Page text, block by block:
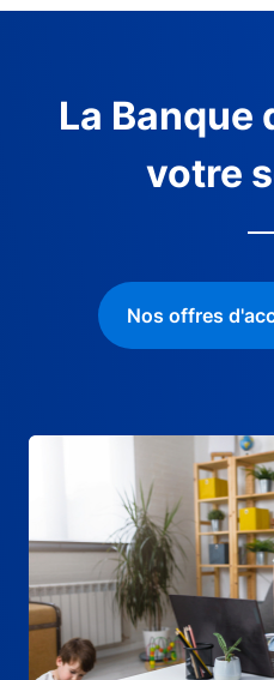
La Banque
votre
Nos offres